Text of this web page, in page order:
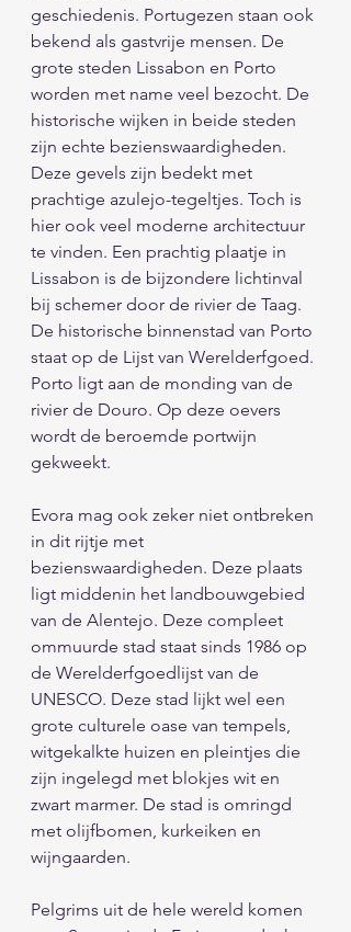
geschiedenis. Portugezen staan ook
bekend als gastvrije mensen. De
grote steden Lissabon en Porto
worden met name veel bezocht. De
historische wijken in beide steden
zijn echte bezienswaardigheden.
Deze gevels zijn bedekt met
prachtige azulejo-tegeltjes. Toch is
hier ook veel moderne architectuur
te vinden. Een prachtig plaatje in
Lissabon is de bijzondere lichtinval
bij schemer door de rivier de Taag.
De historische binnenstad van Porto
staat op de Lijst van Werelderfgoed.
Porto ligt aan de monding van de
rivier de Douro. Op deze oevers
wordt de beroemde portwijn
gekweekt.
Evora mag ook zeker niet ontbreken
in dit rijtje met
bezienswaardigheden. Deze plaats
ligt middenin het landbouwgebied
van de Alentejo. Deze compleet
ommuurde stad staat sinds 1986 op
de Werelderfgoedlijst van de
UNESCO. Deze stad lijkt wel een
grote culturele oase van tempels,
witgekalkte huizen en pleintjes die
zijn ingelegd met blokjes wit en
zwart marmer. De stad is omringd
met olijfbomen, kurkeiken en
wijngaarden.
Pelgrims uit de hele wereld komen